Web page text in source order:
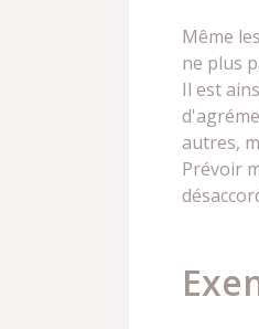
Même
ne plus
Il est
autres,
Prévoir